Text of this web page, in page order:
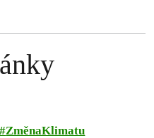
ZměnaKlimatu